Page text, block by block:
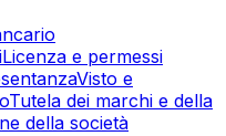
Licenza e permessi
Visto e
Tutela dei marchi e della
della società